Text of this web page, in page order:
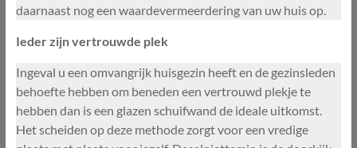
daarnaast nog een waardevermeerdering van uw huis op.
Ieder zijn vertrouwde plek
Ingeval u een omvangrijk huisgezin heeft en de gezinsleden
behoefte hebben om beneden een vertrouwd plekje te
hebben dan is een glazen schuifwand de ideale uitkomst.
Het scheiden op deze methode zorgt voor een vredige